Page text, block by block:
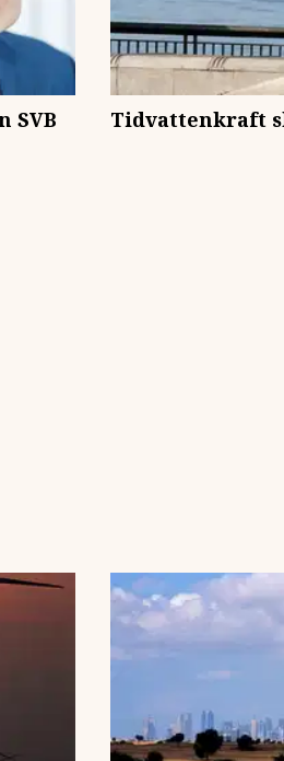
SVB Tidvattenkraft